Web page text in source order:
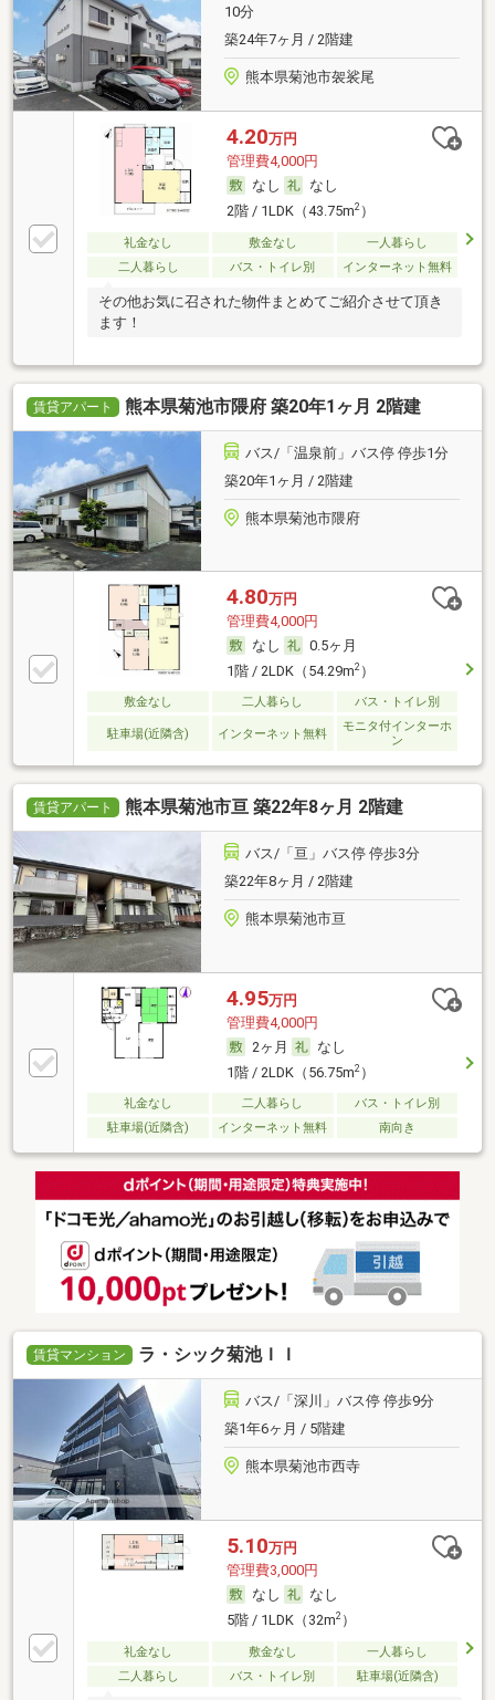
10分
築24年7ヶ月 / 2階建
熊本県菊池市袈裟尾
4.20万円
管理費4,000円
なし
なし
2階 / 1LDK（43.75m2）
礼金なし 敷金なし
一人暮らし
二人暮らし
バス・トイレ別 インターネット無料
その他お気に召された物件まとめてご紹介させて頂き
ます！
賃貸アパート 熊本県菊池市隈府 築20年1ヶ月 2階建
バス/「温泉前」バス停 停歩1分
築20年1ヶ月 / 2階建
熊本県菊池市隈府
4.80万円
管理費4,000円
なし
0.5ヶ月
1階 / 2LDK（54.29m2）
敷金なし 二人暮らし バス・トイレ別
駐車場(近隣含) インターネット無料
モニタ付インターホ
ン
賃貸アパート 熊本県菊池市亘 築22年8ヶ月 2階建
バス/「亘」バス停 停歩3分
築22年8ヶ月 / 2階建
熊本県菊池市亘
4.95万円
管理費4,000円
2ヶ月
なし
1階 / 2LDK（56.75m2）
礼金なし 二人暮らし
バス・トイレ別
駐車場(近隣含)
インターネット無料 南向き
賃貸マンション ラ・シック菊池ＩＩ
バス/「深川」バス停 停歩9分
築1年6ヶ月 / 5階建
熊本県菊池市西寺
5.10万円
管理費3,000円
なし
なし
5階 / 1LDK（32m2）
礼金なし 敷金なし
一人暮らし
二人暮らし
バス・トイレ別 駐車場(近隣含)